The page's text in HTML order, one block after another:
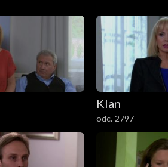
Klan
odc. 2797